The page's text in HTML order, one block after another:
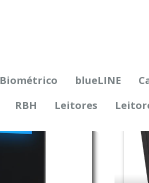
Biométrico blueLINE
RBH Leitores